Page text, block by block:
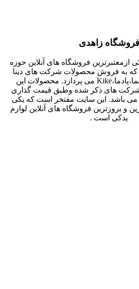
فروشگاه زاهدی
ازمعتبرترین فروشگاه های آنلاین حوزه
که به فروش محصولات شرکت های دینا
پارت ،تهران پارت، الما،پادما،Kike می پردازد. محصولات این
شرکت های ذکر شده وطبق قیمت گذاری
باشد. این سایت مفتخر است که یکی
و بروزترین فروشگاه های آنلاین لوازم
یدکی است .